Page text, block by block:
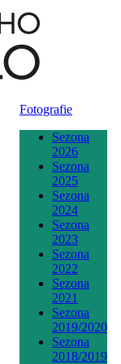
Fotografie
Sezona
2026
Sezona
2025
Sezona
2024
Sezona
2023
Sezona
2022
Sezona
2021
Sezona
2019/2020
Sezona
2018/2019